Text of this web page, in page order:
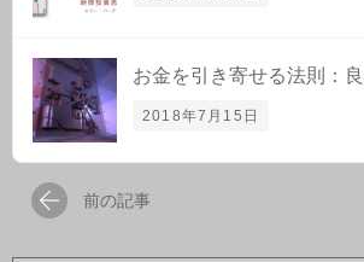
お金を引き寄せる法則：
2018年7月15日
前の記事